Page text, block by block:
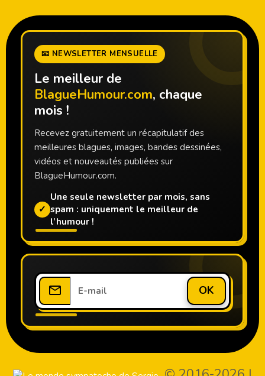
📧 NEWSLETTER MENSUELLE
Le meilleur de
BlagueHumour.com, chaque
mois !
Recevez gratuitement un récapitulatif des
meilleures blagues, images, bandes dessinées,
vidéos et nouveautés publiées sur
BlagueHumour.com.
✓
Une seule newsletter par mois, sans
spam : uniquement le meilleur de
l’humour !
OK